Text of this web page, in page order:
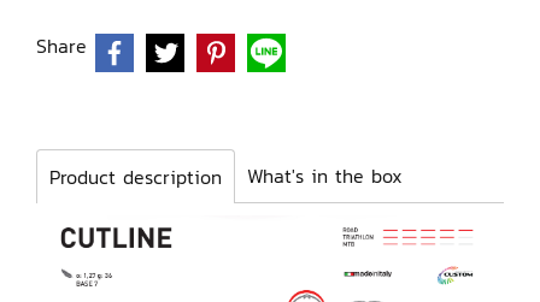
Share
Product description What's in the box